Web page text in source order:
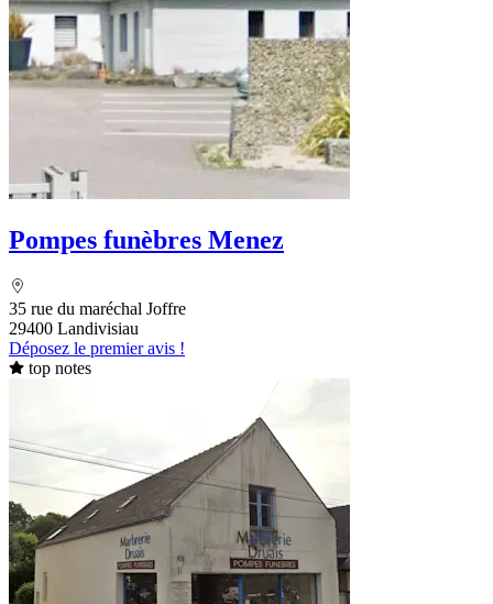
Pompes funèbres Menez
35 rue du maréchal Joffre
29400 Landivisiau
Déposez le premier avis !
top notes